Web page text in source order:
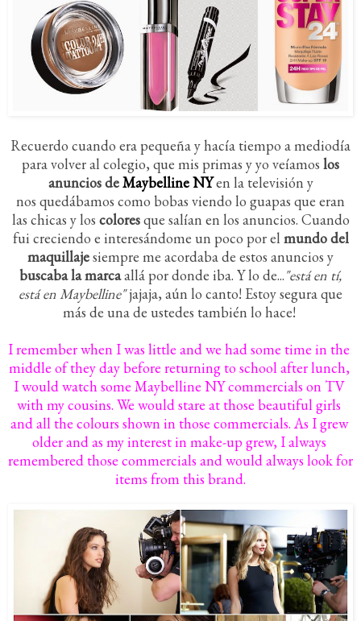
Recuerdo cuando era pequeña y hacía tiempo a mediodía
para volver al colegio, que mis primas y yo veíamos los
anuncios deMaybelline NYen la televisión y
nos quedábamos como bobas viendo lo guapas que eran
las chicas y los coloresque salían en los anuncios. Cuando
fui creciendo e interesándome un poco por el mundo del
maquillajesiempre me acordaba de estos anuncios y
buscaba la marcaallá por donde iba. Y lo de..."está en tí,
está en Maybelline"jajaja, aún lo canto! Estoy segura que
más de una de ustedes también lo hace!
I remember when I was little and we had some time in the
middle of they day before returning to school after lunch,
I would watch some Maybelline NY commercials on TV
with my cousins. We would stare at those beautiful girls
and all the colours shown in those commercials. As I grew
older and as my interest in make-up grew, I always
remembered those commercials and would always look for
items from this brand.